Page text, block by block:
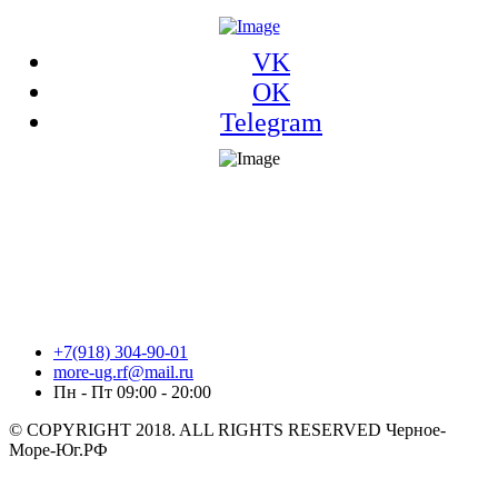
VK
OK
Telegram
+7(918) 304-90-01
more-ug.rf@mail.ru
Пн - Пт 09:00 - 20:00
© COPYRIGHT 2018. ALL RIGHTS RESERVED Черное-
Море-Юг.РФ